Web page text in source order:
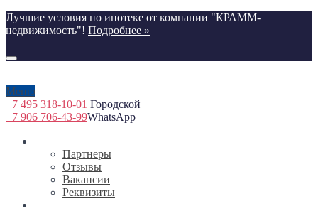
Лучшие условия по ипотеке от компании "КРАММ-
недвижимость"! Подробнее »
Меню
+7 495 318-10-01 Городской
+7 906 706-43-99WhatsApp
Партнеры
Отзывы
Вакансии
Реквизиты